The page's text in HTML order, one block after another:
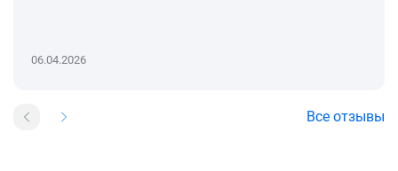
06.04.2026
Все отзывы